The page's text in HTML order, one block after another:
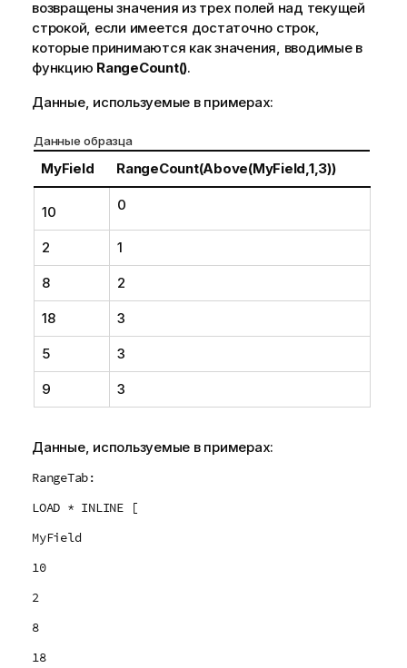
возвращены значения из трех полей над текущей
строкой, если имеется достаточно строк,
которые принимаются как значения, вводимые в
функцию RangeCount().
Данные, используемые в примерах:
Данные образца
MyField RangeCount(Above(MyField,1,3))
10 0
2 1
8 2
18 3
5 3
9 3
Данные, используемые в примерах:
RangeTab:
LOAD * INLINE [
MyField
10
2
8
18